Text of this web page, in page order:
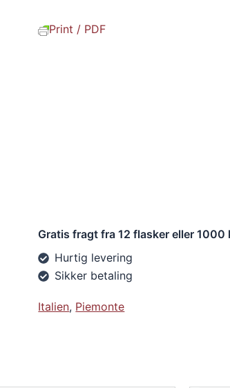
Print / PDF
Gratis fragt fra 12 flasker eller 1000
Hurtig levering
Sikker betaling
Italien, Piemonte